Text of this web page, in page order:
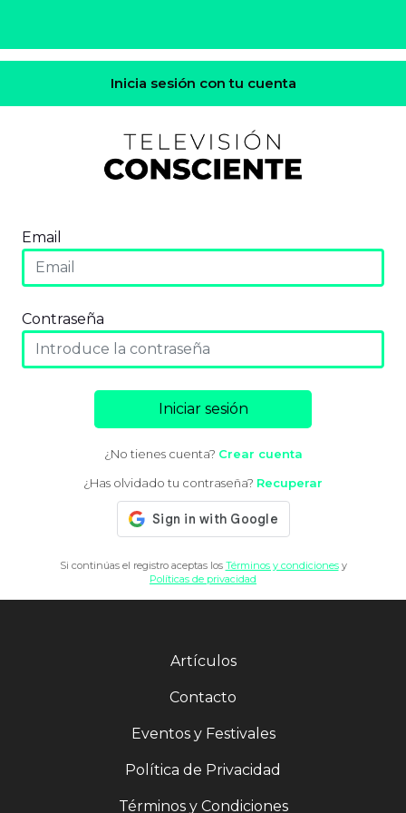
Inicia sesión con tu cuenta
Email
Contraseña
Iniciar sesión
¿No tienes cuenta? Crear cuenta
¿Has olvidado tu contraseña? Recuperar
Si continúas el registro aceptas los Términos y condicionesy
Políticas de privacidad
Artículos
Contacto
Eventos y Festivales
Política de Privacidad
Términos y Condiciones